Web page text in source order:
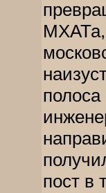
пост в